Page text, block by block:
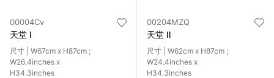
00004Cv
天堂 Ⅰ
尺寸 | W67cm x H87cm ;
W26.4inches x
H34.3inches
00204MZQ
天堂 Ⅱ
尺寸 | W62cm x H87cm ;
W24.4inches x
H34.3inches